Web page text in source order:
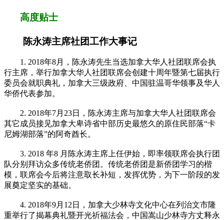
高度贴士
陈永涛主席社团工作大事记
1. 2018年8月，陈永涛先生当选加拿大华人社团联席会执
行主席，举行加拿大华人社团联席会创建十周年暨第七届执行
委员会就职典礼，加拿大三级政府、中国驻温哥华领事及华人
华侨代表参加。
2. 2018年7月23日，陈永涛主席与加拿大华人社团联席会
其它成员接见加拿大卑诗省中部历史最悠久的原住民部落“卡
尼姆湖部落”的阿奇酋长。
3. 2018 年8 月陈永涛主席上任伊始，即率领联席会执行团
队分别拜访众多传统老侨团。传统老侨团是新侨团学习的楷
模，联席会今后将注意取长补短，发挥优势，为下一阶段的发
展奠定坚实的基础。
4. 2018年9月12日，加拿大少林寺文化中心在列治文市隆
重举行了揭幕典礼暨开光祈福法会，中国嵩山少林寺方丈释永